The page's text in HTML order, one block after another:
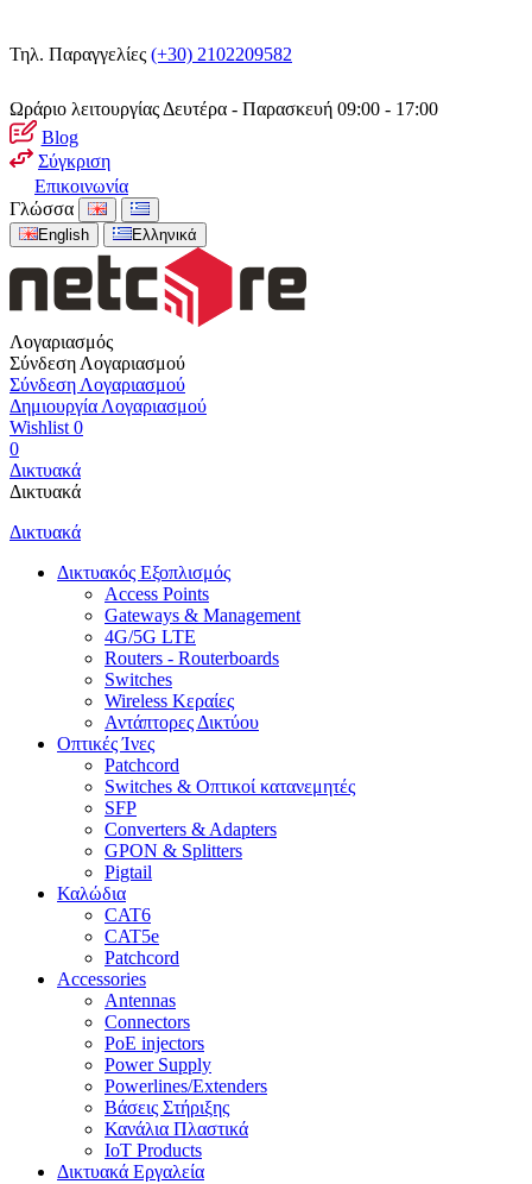
Τηλ. Παραγγελίες (+30) 2102209582
Ωράριο λειτουργίας Δευτέρα - Παρασκευή 09:00 - 17:00
Blog
Σύγκριση
Επικοινωνία
Γλώσσα
English Ελληνικά
Λογαριασμός
Σύνδεση Λογαριασμού
Σύνδεση Λογαριασμού
Δημιουργία Λογαριασμού
Wishlist 0
0
Δικτυακά
Δικτυακά
Δικτυακά
Δικτυακός Εξοπλισμός
Access Points
Gateways & Management
4G/5G LTE
Routers - Routerboards
Switches
Wireless Κεραίες
Αντάπτορες Δικτύου
Οπτικές Ίνες
Patchcord
Switches & Οπτικοί κατανεμητές
SFP
Converters & Adapters
GPON & Splitters
Pigtail
Καλώδια
CAT6
CAT5e
Patchcord
Accessories
Antennas
Connectors
PoE injectors
Power Supply
Powerlines/Extenders
Βάσεις Στήριξης
Κανάλια Πλαστικά
IoT Products
Δικτυακά Εργαλεία